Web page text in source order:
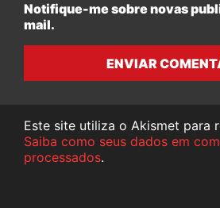
Notifique-me sobre novas
mail.
ENVIAR
Este site utiliza o Akismet para
Saiba como seus dados em
processados.